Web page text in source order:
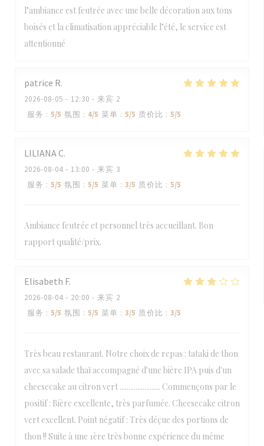
l’ambiance est feutrée avec une belle décoration aux tons
boisés et la climatisation appréciable l’été, le service est
attentionné
patrice R
2026-08-05 - 12:30 - 来宾 2
服务 : 5/5 氛围 : 4/5 菜单 : 5/5 质价比 : 5/5
LILIANAC
2026-08-04 - 13:00 - 来宾 3
服务 : 5/5 氛围 : 5/5 菜单 : 3/5 质价比 : 5/5
Ambiance feutrée et personnel très accueillant. Bon
rapport qualité/prix.
Elisabeth F
2026-08-04 - 20:00 - 来宾 2
服务 : 5/5 氛围 : 5/5 菜单 : 3/5 质价比 : 3/5
Très beau restaurant. Notre choix de repas : tataki de thon
avec sa salade thaï accompagné d'une bière IPA puis d'un
cheesecake au citron vert ....................... Commençons par le
positif : Bière excellente, très parfumée. Cheesecake citron
vert excellent. Point négatif : Très déçue des portions de
thon !! Suite à une 1ère très bonne expérience du même